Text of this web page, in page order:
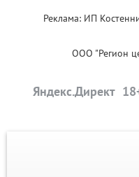
Реклама: ИП
ООО "Регион
Яндекс.Директ